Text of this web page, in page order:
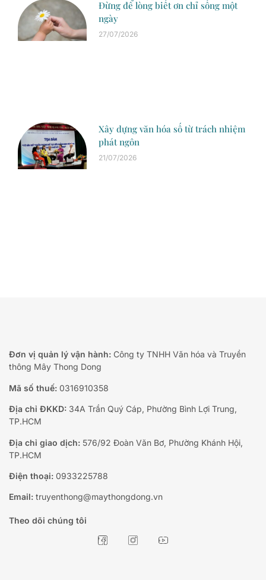
Đừng để lòng biết ơn chỉ sống một
ngày
27/07/2026
Xây dựng văn hóa số từ trách nhiệm
phát ngôn
21/07/2026
Đơn vị quản lý vận hành: Công ty TNHH Văn hóa và Truyền
thông Mây Thong Dong
Mã số thuế: 0316910358
Địa chỉ ĐKKD: 34A Trần Quý Cáp, Phường Bình Lợi Trung,
TP.HCM
Địa chỉ giao dịch: 576/92 Đoàn Văn Bơ, Phường Khánh Hội,
TP.HCM
Điện thoại: 0933225788
Email: truyenthong@maythongdong.vn
Theo dõi chúng tôi